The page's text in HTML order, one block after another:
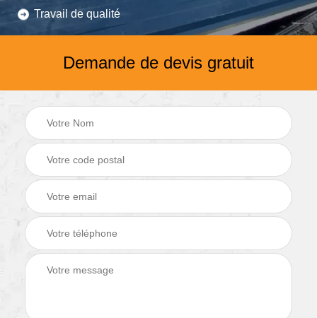
Travail de qualité
Demande de devis gratuit